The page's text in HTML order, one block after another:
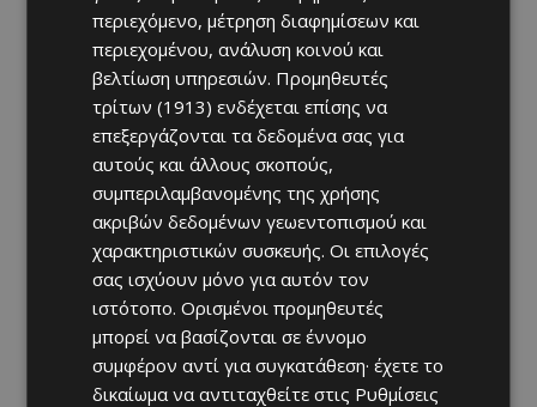
περιεχόμενο, μέτρηση διαφημίσεων και
περιεχομένου, ανάλυση κοινού και
βελτίωση υπηρεσιών. Προμηθευτές
τρίτων (1913) ενδέχεται επίσης να
επεξεργάζονται τα δεδομένα σας για
αυτούς και άλλους σκοπούς,
συμπεριλαμβανομένης της χρήσης
ακριβών δεδομένων γεωεντοπισμού και
χαρακτηριστικών συσκευής. Οι επιλογές
σας ισχύουν μόνο για αυτόν τον
ιστότοπο. Ορισμένοι προμηθευτές
μπορεί να βασίζονται σε έννομο
συμφέρον αντί για συγκατάθεση· έχετε το
δικαίωμα να αντιταχθείτε στις Ρυθμίσεις